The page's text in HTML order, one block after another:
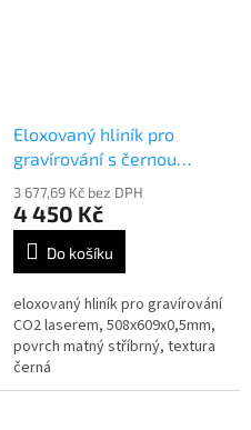
Eloxovaný hliník pro
gravírování s černou
3 677,69 Kč bez DPH
4 450 Kč
Do košíku
eloxovaný hliník pro gravírování
CO2 laserem, 508x609x0,5mm,
povrch matný stříbrný, textura
černá